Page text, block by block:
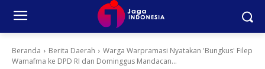
Beranda Berita Daerah
Warga Warpramasi Nyatakan 'Bungkus' Filep
Wamafma ke DPD RI dan Dominggus Mandacan...